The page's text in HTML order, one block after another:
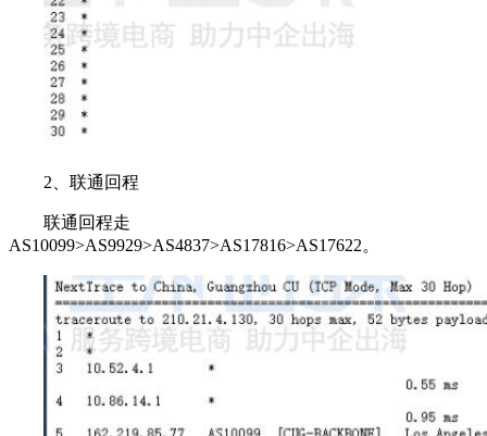
2、联通回程
联通回程走
AS10099>AS9929>AS4837>AS17816>AS17622。